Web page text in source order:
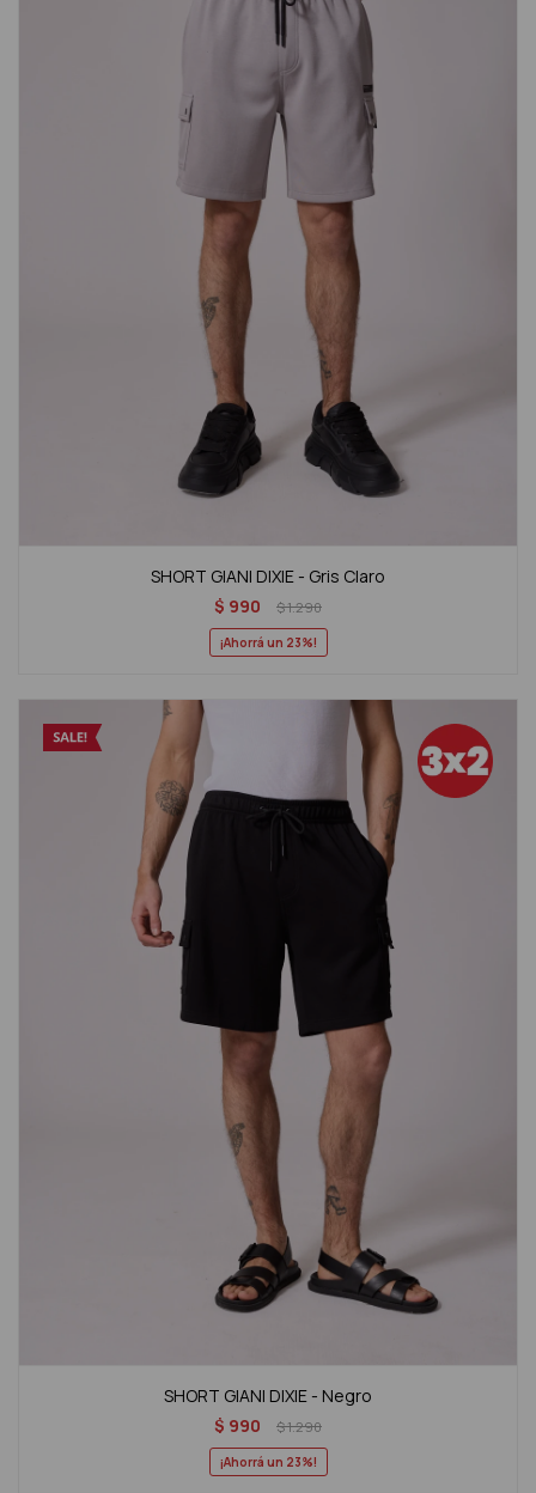
SHORT GIANI DIXIE - Gris Claro
$ 990 $1.290
23
SHORT GIANI DIXIE - Negro
$ 990 $1.290
23